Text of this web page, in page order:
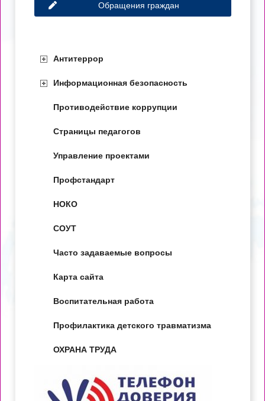
Обращения граждан
Антитеррор
Информационная безопасность
Противодействие коррупции
Страницы педагогов
Управление проектами
Профстандарт
НОКО
СОУТ
Часто задаваемые вопросы
Карта сайта
Воспитательная работа
Профилактика детского травматизма
ОХРАНА ТРУДА